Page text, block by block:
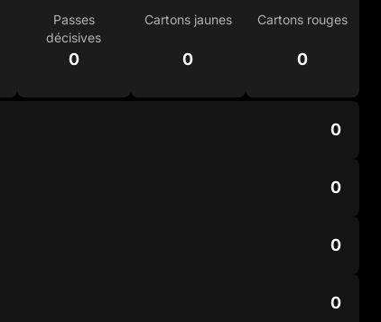
Passes
décisives
0
Cartons jaunes
0
Cartons rouges
0
0
0
0
0